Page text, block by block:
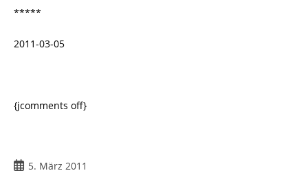
*****
2011-03-05
{jcomments off}
Beitrag5. März 2011